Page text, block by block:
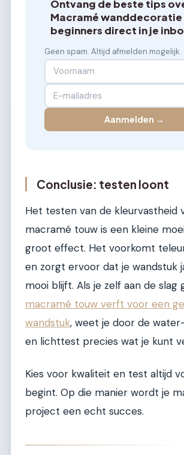
Ontvang de beste tips
Macramé
beginners direct in je
Geen spam. Altijd afmelden mogelijk.
Aanmelden →
Conclusie: testen loont
Het testen van de kleurvastheid
macramé touw is een kleine
groot effect. Het voorkomt
en zorgt ervoor dat je wandstuk
mooi blijft. Als je zelf aan de slag
macramé touw verft voor een
wandstuk, weet je door de
en lichttest precies wat je kunt
Kies voor kwaliteit en test altijd
begint. Op die manier wordt je
project een echt succes.